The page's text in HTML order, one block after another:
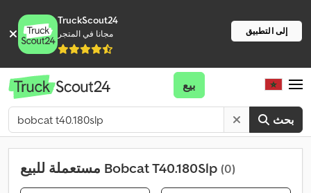
TruckScout24
مجانا في المتجر إلى التطبيق
بحث
بيع
مستعملة للبيع Bobcat T40.180Slp (0)